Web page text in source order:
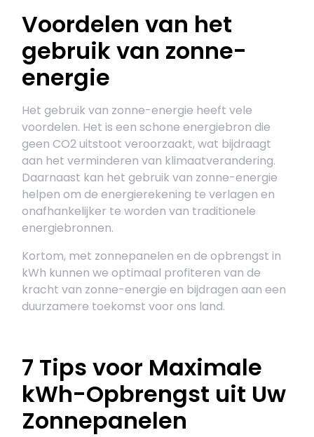
Voordelen van het
gebruik van zonne-
energie
Het gebruik van zonne-energie heeft vele
voordelen. Het is een schone energiebron die
geen CO2 uitstoot veroorzaakt, wat bijdraagt
aan het verminderen van klimaatverandering.
Daarnaast kan het gebruik van zonne-energie
helpen om de energierekening te verlagen en
onafhankelijker te worden van traditionele
energiebronnen.
Kortom, met zonnepanelen en de opbrengst in
kWh kunnen we optimaal profiteren van de
kracht van zonne-energie en bijdragen aan een
duurzamere toekomst voor ons land.
7 Tips voor Maximale
kWh-Opbrengst uit Uw
Zonnepanelen